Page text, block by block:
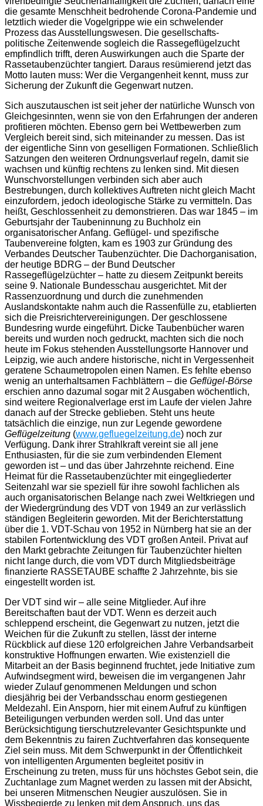
die gesamte Menschheit bedrohende Corona-Pandemie und
letztlich wieder die Vogelgrippe wie ein schwelender
Prozess das Ausstellungswesen. Die gesellschafts-
politische Zeitenwende sogleich die Rassegeflügelzucht
empfindlich trifft, deren Auswirkungen auch die Sparte der
Rassetaubenzüchter tangiert. Daraus resümierend jetzt das
Motto lauten muss: Wer die Vergangenheit kennt, muss zur
Sicherung der Zukunft die Gegenwart nutzen.
Sich auszutauschen ist seit jeher der natürliche Wunsch von
Gleichgesinnten, wenn sie von den Erfahrungen der anderen
profitieren möchten. Ebenso gern bei Wettbewerben zum
Vergleich bereit sind, sich miteinander zu messen. Das ist
der eigentliche Sinn von geselligen Formationen. Schließlich
Satzungen den weiteren Ordnungsverlauf regeln, damit sie
wachsen und künftig rechtens zu lenken sind. Mit diesen
Wunschvorstellungen verbinden sich aber auch
Bestrebungen, durch kollektives Auftreten nicht gleich Macht
einzufordern, jedoch ideologische Stärke zu vermitteln. Das
heißt, Geschlossenheit zu demonstrieren. Das war 1845 – im
Geburtsjahr der Taubeninnung zu Buchholz ein
organisatorischer Anfang. Geflügel- und spezifische
Taubenvereine folgten, kam es 1903 zur Gründung des
Verbandes Deutscher Taubenzüchter. Die Dachorganisation,
der heutige BDRG – der Bund Deutscher
Rassegeflügelzüchter – hatte zu diesem Zeitpunkt bereits
seine 9. Nationale Bundesschau ausgerichtet. Mit der
Rassenzuordnung und durch die zunehmenden
Auslandskontakte nahm auch die Rassenfülle zu, etablierten
sich die Preisrichtervereinigungen. Der geschlossene
Bundesring wurde eingeführt. Dicke Taubenbücher waren
bereits und wurden noch gedruckt, machten sich die noch
heute im Fokus stehenden Ausstellungsorte Hannover und
Leipzig, wie auch andere historische, nicht in Vergessenheit
geratene Schaumetropolen einen Namen. Es fehlte ebenso
wenig an unterhaltsamen Fachblättern – die Geflügel-Börse
erschien anno dazumal sogar mit 2 Ausgaben wöchentlich,
sind weitere Regionalverlage erst im Laufe der vielen Jahre
danach auf der Strecke geblieben. Steht uns heute
tatsächlich die einzige, nun zur Legende gewordene
Geflügelzeitung (www.gefluegelzeitung.de) noch zur
Verfügung. Dank ihrer Strahlkraft vereint sie all jene
Enthusiasten, für die sie zum verbindenden Element
geworden ist – und das über Jahrzehnte reichend. Eine
Heimat für die Rassetaubenzüchter mit eingegliederter
Seitenzahl war sie speziell für ihre sowohl fachlichen als
auch organisatorischen Belange nach zwei Weltkriegen und
der Wiedergründung des VDT von 1949 an zur verlässlich
ständigen Begleiterin geworden. Mit der Berichterstattung
über die 1. VDT-Schau von 1952 in Nürnberg hat sie an der
stabilen Fortentwicklung des VDT großen Anteil. Privat auf
den Markt gebrachte Zeitungen für Taubenzüchter hielten
nicht lange durch, die vom VDT durch Mitgliedsbeiträge
finanzierte RASSETAUBE schaffte 2 Jahrzehnte, bis sie
eingestellt worden ist.
Der VDT sind wir – alle seine Mitglieder. Auf ihre
Bereitschaften baut der VDT. Wenn es derzeit auch
schleppend erscheint, die Gegenwart zu nutzen, jetzt die
Weichen für die Zukunft zu stellen, lässt der interne
Rückblick auf diese 120 erfolgreichen Jahre Verbandsarbeit
konstruktive Hoffnungen erwarten. Wie existenziell die
Mitarbeit an der Basis beginnend fruchtet, jede Initiative zum
Aufwindsegment wird, beweisen die im vergangenen Jahr
wieder Zulauf genommenen Meldungen und schon
diesjährig bei der Verbandsschau enorm gestiegenen
Meldezahl. Ein Ansporn, hier mit einem Aufruf zu künftigen
Beteiligungen verbunden werden soll. Und das unter
Berücksichtigung tierschutzrelevanter Gesichtspunkte und
dem Bekenntnis zu fairen Zuchtverfahren das konsequente
Ziel sein muss. Mit dem Schwerpunkt in der Öffentlichkeit
von intelligenten Argumenten begleitet positiv in
Erscheinung zu treten, muss für uns höchstes Gebot sein, die
Zuchtanlage zum Magnet werden zu lassen mit der Absicht,
bei unseren Mitmenschen Neugier auszulösen. Sie in
Wissbegierde zu lenken mit dem Anspruch, uns das